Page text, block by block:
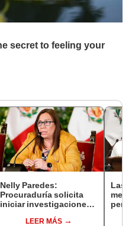
Nelly Paredes:
Procuraduría solicita
iniciar investigaciones
AgriculturaLEER MÁS
Las